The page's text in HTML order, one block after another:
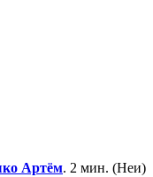
Артём. 2 мин. (Неи)